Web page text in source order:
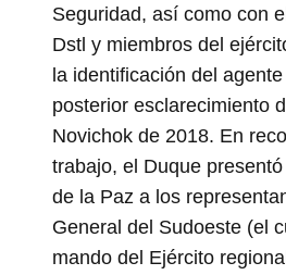
Seguridad, así como con
Dstl y miembros del
la identificación del
posterior esclarecimiento
Novichok de 2018. En
trabajo, el Duque
de la Paz a los
General del Sudoeste (el
mando del Ejército